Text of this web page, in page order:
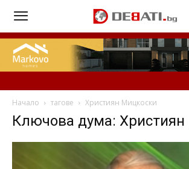
Начало тагове Християн Мицкоски
Ключова дума: